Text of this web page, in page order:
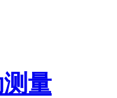
量